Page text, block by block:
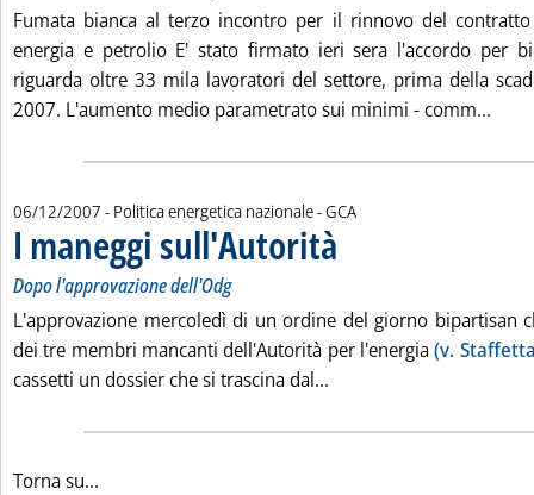
Fumata bianca al terzo incontro per il rinnovo del
energia e petrolio E' stato firmato ieri sera l'accordo per
riguarda oltre 33 mila lavoratori del settore, prima della
2007. L'aumento medio parametrato sui minimi - comm...
06/12/2007 - Politica energetica nazionale -di:
GCA
I maneggi sull'Autorità
Dopo l'approvazione dell'Odg
L'approvazione mercoledì di un ordine del giorno bipartisan
dei tre membri mancanti dell'Autorità per l'energia(v.
cassetti un dossier che si trascina dal...
Torna su...